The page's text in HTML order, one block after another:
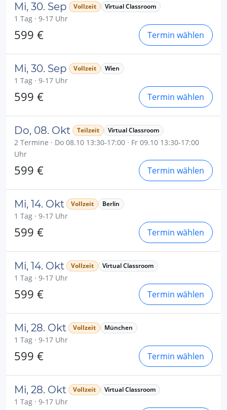
Mi, 30. Sep Vollzeit Virtual Classroom
1 Tag · 9-17 Uhr
599 € Termin wählen
Mi, 30. Sep Vollzeit Wien
1 Tag · 9-17 Uhr
599 € Termin wählen
Do, 08. Okt Teilzeit Virtual Classroom
2 Termine · Do 08.10 13:30-17:00 · Fr 09.10 13:30-17:00
Uhr
599 € Termin wählen
Mi, 14. Okt Vollzeit Berlin
1 Tag · 9-17 Uhr
599 € Termin wählen
Mi, 14. Okt Vollzeit Virtual Classroom
1 Tag · 9-17 Uhr
599 € Termin wählen
Mi, 28. Okt Vollzeit München
1 Tag · 9-17 Uhr
599 € Termin wählen
Mi, 28. Okt Vollzeit Virtual Classroom
1 Tag · 9-17 Uhr